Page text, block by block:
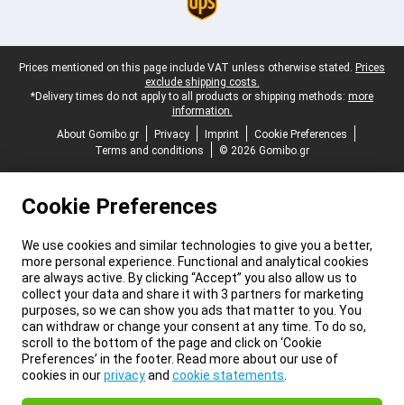
Legal footer
Prices mentioned on this page include VAT unless otherwise stated. Prices
exclude shipping costs.
*Delivery times do not apply to all products or shipping methods: more
information.
About Gomibo.gr
Privacy Imprint
Cookie Preferences
Terms and conditions
© 2026 Gomibo.gr
Cookie Preferences
We use cookies and similar technologies to give you a better,
more personal experience. Functional and analytical cookies
are always active. By clicking “Accept” you also allow us to
collect your data and share it with 3 partners for marketing
purposes, so we can show you ads that matter to you. You
can withdraw or change your consent at any time. To do so,
scroll to the bottom of the page and click on ‘Cookie
Preferences’ in the footer. Read more about our use of
cookies in ourprivacyand cookie statements